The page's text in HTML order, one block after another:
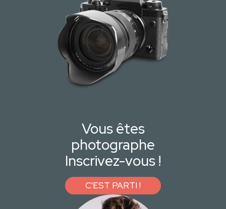
Vous êtes
photographe
Inscrivez-vous !
C'EST PARTI !